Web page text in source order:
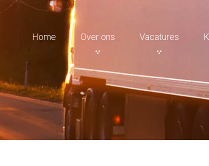
Home Over ons Vacatures